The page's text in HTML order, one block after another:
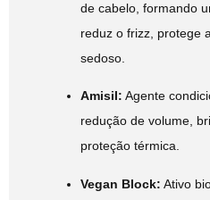
de cabelo, formando
reduz o frizz, protege
sedoso.
Amisil: Agente
redução de volume,
proteção térmica.
Vegan Block: Ativo